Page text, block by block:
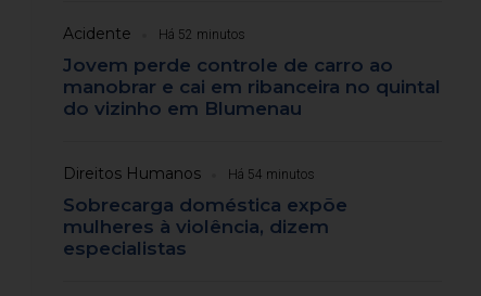
Acidente Há 52 minutos
Jovem perde controle de carro ao
manobrar e cai em ribanceira no quintal
do vizinho em Blumenau
Direitos Humanos Há 54 minutos
Sobrecarga doméstica expõe
mulheres à violência, dizem
especialistas